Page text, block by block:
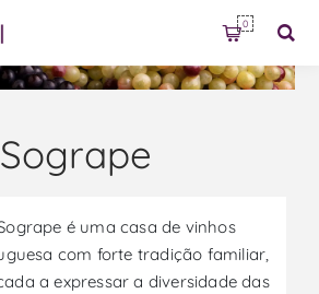
0
Sogrape
é uma casa de vinhos
com forte tradição familiar,
a expressar a diversidade das